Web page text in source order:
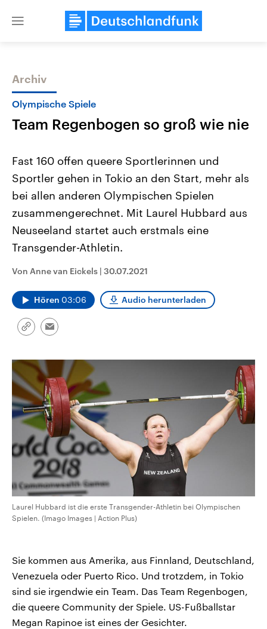
Close
Themen
Landtagswahl Sachsen-Anhalt
2026
Alle Informationen
Sachsen-Anhalt wählt am 6.
September 2026 einen neuen
Landtag. Seit 2021 wird das
Bundesland von einer Koalition aus
CDU, SPD und FDP regiert.-
Wahlprogramme, aktuelle Berichte
und Hintergründe zu den Parteien
Wahl.
USA
Aktuelle Beiträge,
Hintergründe
Wirtschaftlich und
Sendungen Programm Podcasts
Audio-Archiv
Archiv
Olympische Spiele
Team Regenbogen so groß wie nie
Fast 160 offen queere Sportlerinnen und
Sportler gehen in Tokio an den Start, mehr als
bei allen anderen Olympischen Spielen
zusammengerechnet. Mit Laurel Hubbard aus
Neuseeland startet auch erstmals eine
Transgender-Athletin.
Von Anne van Eickels | 30.07.2021
Hören 03:06 Audio herunterladen
Link
Email
Laurel Hubbard ist die erste Transgender-Athletin bei Olympischen
Spielen. (Imago Images | Action Plus)
Sie kommen aus Amerika, aus Finnland, Deutschland,
Venezuela oder Puerto Rico. Und trotzdem, in Tokio
sind sie irgendwie ein Team. Das Team Regenbogen,
die queere Community der Spiele. US-Fußballstar
Megan Rapinoe ist eines der Gesichter.